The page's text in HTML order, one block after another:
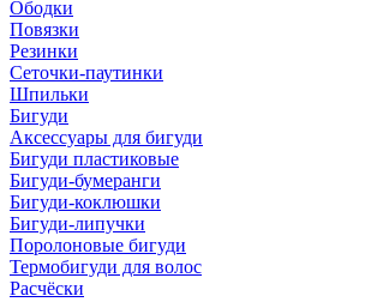
Ободки
Повязки
Резинки
Сеточки-паутинки
Шпильки
Бигуди
Аксессуары для бигуди
Бигуди пластиковые
Бигуди-бумеранги
Бигуди-коклюшки
Бигуди-липучки
Поролоновые бигуди
Термобигуди для волос
Расчёски